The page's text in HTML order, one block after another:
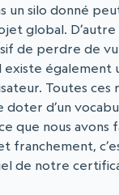
un silo donné
global.
de perdre de
existe également
Toutes ces
doter d’un
que nous avons
franchement,
de notre